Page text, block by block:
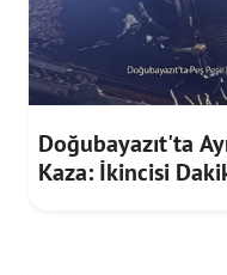
Doğubayazıt'ta
Kaza: İkincisi